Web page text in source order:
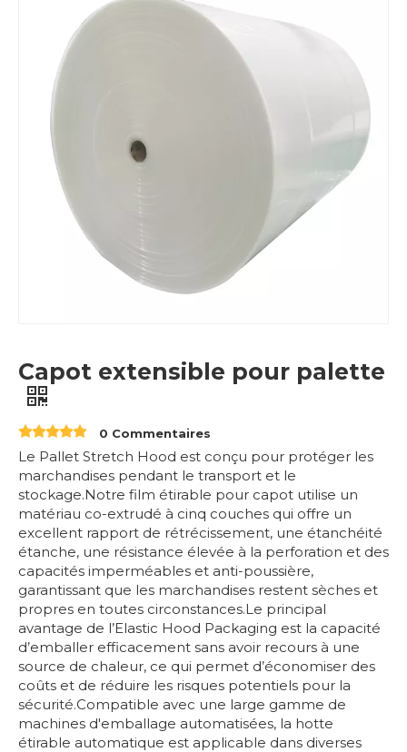
Capot extensible pour palette
0 Commentaires
Le Pallet Stretch Hood est conçu pour protéger les
marchandises pendant le transport et le
stockage.Notre film étirable pour capot utilise un
matériau co-extrudé à cinq couches qui offre un
excellent rapport de rétrécissement, une étanchéité
étanche, une résistance élevée à la perforation et des
capacités imperméables et anti-poussière,
garantissant que les marchandises restent sèches et
propres en toutes circonstances.Le principal
avantage de l’Elastic Hood Packaging est la capacité
d’emballer efficacement sans avoir recours à une
source de chaleur, ce qui permet d’économiser des
coûts et de réduire les risques potentiels pour la
sécurité.Compatible avec une large gamme de
machines d'emballage automatisées, la hotte
étirable automatique est applicable dans diverses